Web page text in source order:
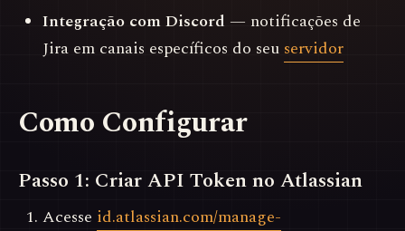
Integração com Discord — notificações de
Jira em canais específicos do seu servidor
Como Configurar
Passo 1: Criar API Token no Atlassian
Acesse id.atlassian.com/manage-